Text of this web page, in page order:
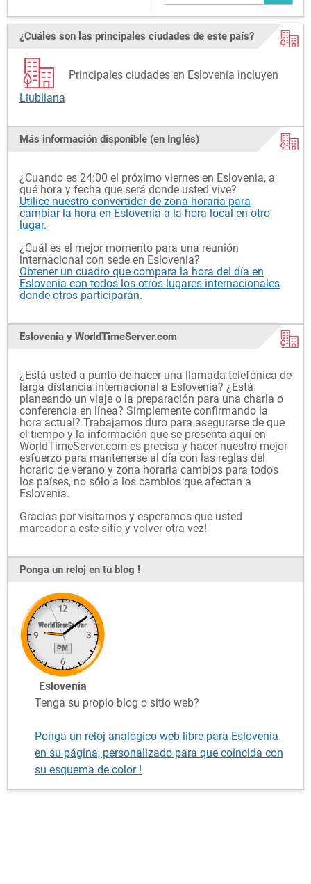
¿Cuáles son las principales ciudades de este país?
Principales ciudades en Eslovenia incluyen
Liubliana
Más información disponible (en Inglés)
¿Cuando es 24:00 el próximo viernes en Eslovenia, a
qué hora y fecha que será donde usted vive?
Utilice nuestro convertidor de zona horaria para
cambiar la hora en Eslovenia a la hora local en otro
lugar.
¿Cuál es el mejor momento para una reunión
internacional con sede en Eslovenia?
Obtener un cuadro que compara la hora del día en
Eslovenia con todos los otros lugares internacionales
donde otros participarán.
Eslovenia y WorldTimeServer.com
¿Está usted a punto de hacer una llamada telefónica de
larga distancia internacional a Eslovenia? ¿Está
planeando un viaje o la preparación para una charla o
conferencia en línea? Simplemente confirmando la
hora actual? Trabajamos duro para asegurarse de que
el tiempo y la información que se presenta aquí en
WorldTimeServer.com es precisa y hacer nuestro mejor
esfuerzo para mantenerse al día con las reglas del
horario de verano y zona horaria cambios para todos
los países, no sólo a los cambios que afectan a
Eslovenia.
Gracias por visitarnos y esperamos que usted
marcador a este sitio y volver otra vez!
Ponga un reloj en tu blog !
Eslovenia
Tenga su propio blog o sitio web?
Ponga un reloj analógico web libre para Eslovenia
en su página, personalizado para que coincida con
su esquema de color !